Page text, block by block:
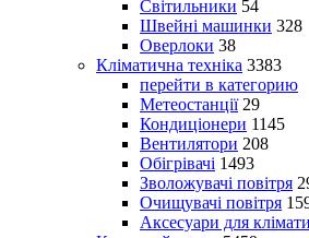
Світильники 54
Швейні машинки 328
Оверлоки 38
Кліматична техніка 3383
перейти в категорию
Метеостанції 29
Кондиціонери 1145
Вентилятори 208
Обігрівачі 1493
Зволожувачі повітря
Очищувачі повітря
Аксесуари для